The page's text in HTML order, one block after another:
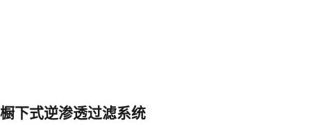
橱下式逆渗透过滤系统